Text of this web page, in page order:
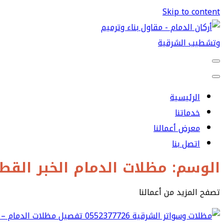
Skip to content
الرئيسية
خدماتنا
معرض أعمالنا
اتصل بنا
الوسم: مظلات الدمام الخبر
تصفح المزيد من أعمالنا